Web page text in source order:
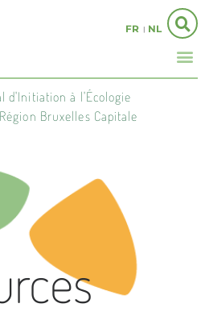
FR NL
d'Initiation à l'Écologie
Bruxelles Capitale